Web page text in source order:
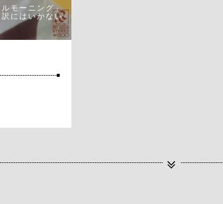
モーニング」
にはいかない